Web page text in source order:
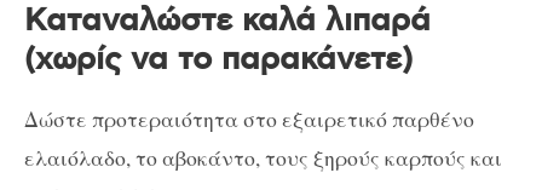
Καταναλώστε καλά λιπαρά
(χωρίς να το παρακάνετε)
Δώστε προτεραιότητα στο εξαιρετικό παρθένο
ελαιόλαδο, το αβοκάντο, τους ξηρούς καρπούς και